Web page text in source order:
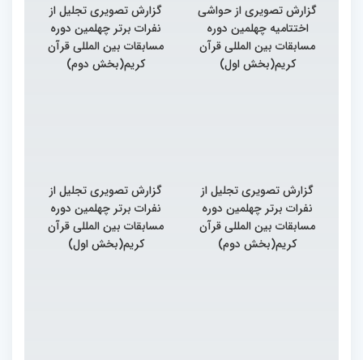
گزارش تصویری از حواشی
اختتامیه چهلمین دوره
مسابقات بین المللی قرآن
کریم(بخش اول)
گزارش تصویری تجلیل از
نفرات برتر چهلمین دوره
مسابقات بین المللی قرآن
کریم(بخش دوم)
گزارش تصویری تجلیل از
نفرات برتر چهلمین دوره
مسابقات بین المللی قرآن
کریم(بخش دوم)
گزارش تصویری تجلیل از
نفرات برتر چهلمین دوره
مسابقات بین المللی قرآن
کریم(بخش اول)